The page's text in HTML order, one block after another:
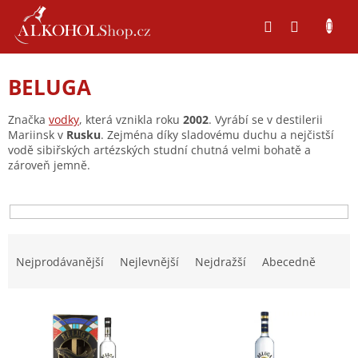
obsah
BELUGA
Značka vodky, která vznikla roku 2002. Vyrábí se v destilerii
Mariinsk v Rusku. Zejména díky sladovému duchu a nejčistší
vodě sibiřských artézských studní chutná velmi bohatě a
zároveň jemně.
Nejprodávanější Nejlevnější Nejdražší Abecedně